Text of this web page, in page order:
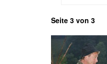
Seite 3 von 3